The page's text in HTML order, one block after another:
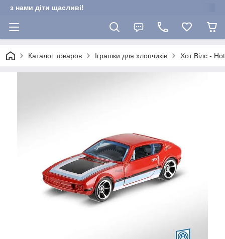
з нами діти щасливі!
Каталог товаров Іграшки для хлопчиків Хот Вілс -